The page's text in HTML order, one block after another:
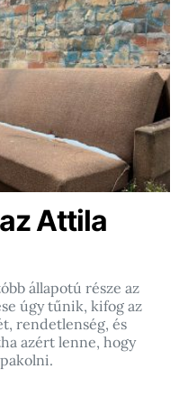
Attila
állapotú része az
úgy tűnik, kifog az
rendetlenség, és
azért lenne, hogy